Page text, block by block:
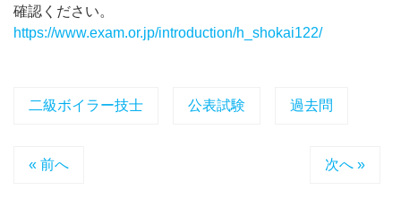
確認ください。
https://www.exam.or.jp/introduction/h_shokai122/
二級ボイラー技士 公表試験 過去問
« 前へ 次へ »